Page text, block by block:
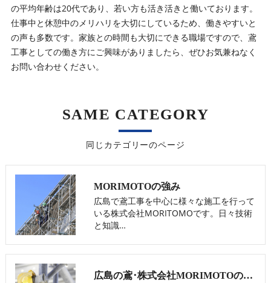
の平均年齢は20代であり、若い方も活き活きと働いております。
仕事中と休憩中のメリハリを大切にしているため、働きやすいと
の声も多数です。家族との時間も大切にできる職場ですので、鳶
工事としての働き方にご興味がありましたら、ぜひお気兼ねなく
お問い合わせください。
同じカテゴリーのページ
SAME CATEGORY
MORIMOTOの強み
広島で鳶工事を中心に様々な施工を行って
いる株式会社MORITOMOです。日々技術
と知識…
広島の鳶･株式会社MORIMOTOの評判